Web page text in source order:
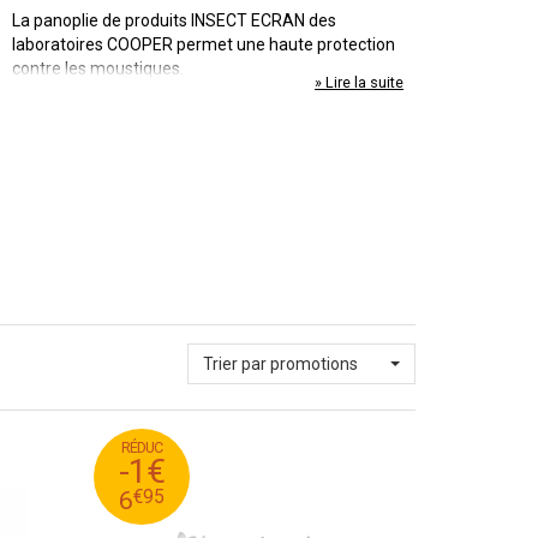
La panoplie de produits INSECT ECRAN des
laboratoires COOPER permet une haute protection
contre les moustiques.
» Lire la suite
Trier par promotions
RÉDUC
-1€
6€95
7
€
95
6
€
95